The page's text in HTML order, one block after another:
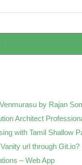
by Rajan
Architect
with Tamil Shallow
url through Git.io?
– Web App